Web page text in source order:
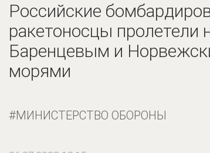
Российские
ракетоносцы пролетели
Баренцевым и
морями
МИНИСТЕРСТВО ОБОРОНЫ